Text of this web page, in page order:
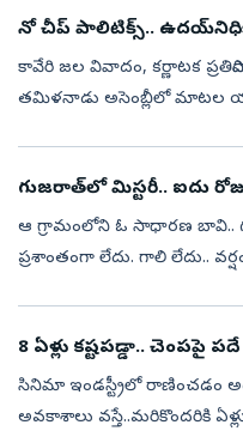
నో చీప్‌ పాలిటిక్స్‌..
కావేరి జల వివాదం, కర్ణాటక
తమిళనాడు అసెంబ్లీలో మాటల
గుజరాత్‌లో మిస్టరీ.. ఐదు
ఆ గ్రామంలోని ఓ సాధారణ బావి..
ప్రశాంతంగా లేదు. గాలి లేదు..
8 ఏళ్లు కష్టపడ్డా.. చెంపపై
సినిమా ఇండస్ట్రీలో రాణించడం
అవకాశాలు వస్తే..మరికొందరికి